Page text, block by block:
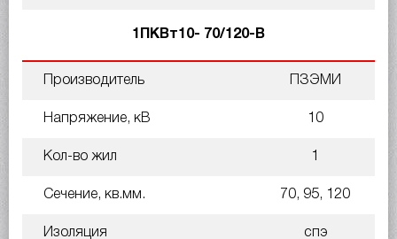
1ПКВт10- 70/120-В
Производитель ПЗЭМИ
Напряжение, кВ 10
Кол-во жил 1
Сечение, кв.мм. 70, 95, 120
Изоляция спэ